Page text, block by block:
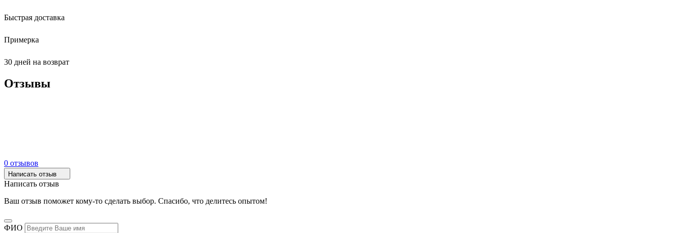
Быстрая доставка
Примерка
30 дней на возврат
Отзывы
0 отзывов
Написать отзыв
Написать отзыв
Ваш отзыв поможет кому-то сделать выбор. Спасибо, что делитесь опытом!
ФИО